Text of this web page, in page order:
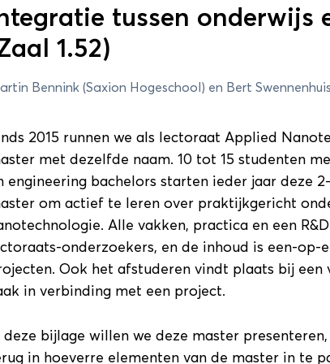
2026
sessieronde 1
Een competentie? (Zaal 1.28)
(Hanze)
Details
tussen onderwijs
1.52)
Bennink (Saxion Hogeschool) en Bert
2015 runnen we als lectoraat Applied
met dezelfde naam. 10 tot 15 studenten
engineering bachelors starten ieder jaar deze
om actief te leren over praktijkgericht
Alle vakken, practica en een
onderzoekers, en de inhoud is een-op-
Ook het afstuderen vindt plaats bij een
in verbinding met een project.
deze bijlage willen we deze master
in hoeverre elementen van de master in te